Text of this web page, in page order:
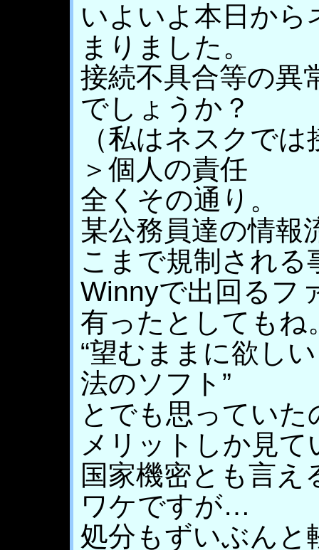
いよいよ本日から
まりました。
接続不具合等の異
でしょうか？
（私はネスクで
＞個人の責任
全くその通り。
某公務員達の情報
こまで規制され
Winnyで出回るフ
有ったとしてもね
“望むままに欲し
法のソフト”
とでも思ってい
メリットしか見
国家機密とも言
ワケですが…
処分もずいぶんと